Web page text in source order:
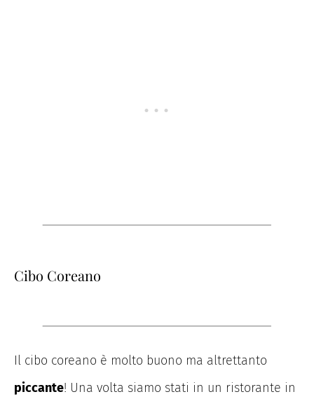
Cibo Coreano
Il cibo coreano è molto buono ma altrettanto
piccante! Una volta siamo stati in un ristorante in